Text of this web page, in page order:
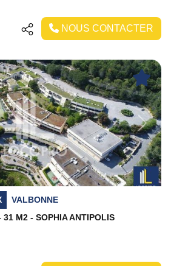
NOUS CONTACTER
Next
VALBONNE
M2 - SOPHIA ANTIPOLIS